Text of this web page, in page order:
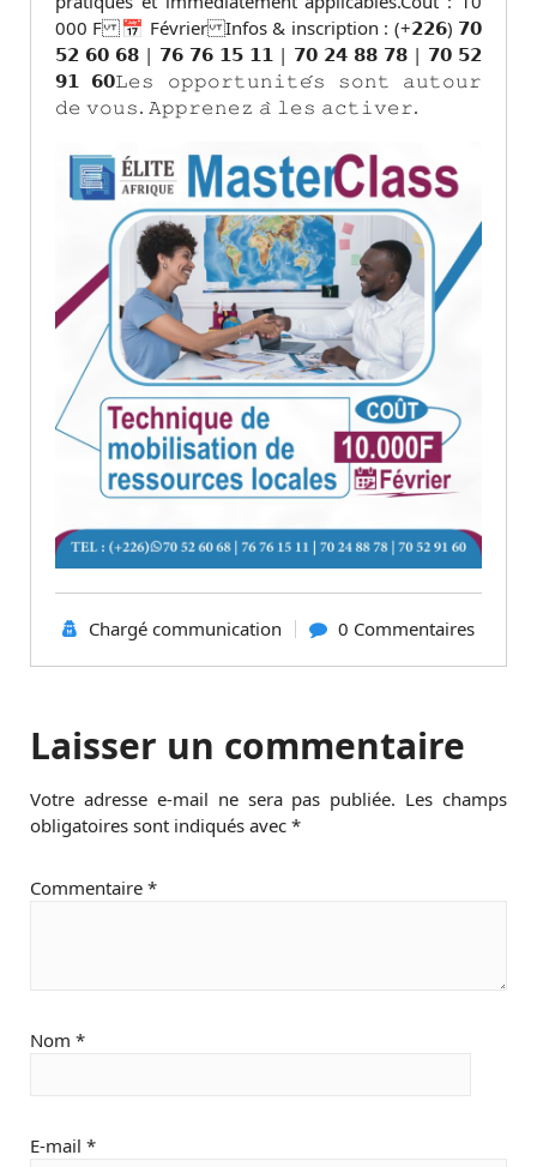
000 F 📅 Février Infos & inscription : (+𝟮𝟮𝟲) 𝟳𝟬
𝟱𝟮 𝟲𝟬 𝟲𝟴 | 𝟳𝟲 𝟳𝟲 𝟭𝟱 𝟭𝟭 | 𝟳𝟬 𝟮𝟰 𝟴𝟴 𝟳𝟴 | 𝟳𝟬 𝟱𝟮
𝟵𝟭 𝟲𝟬𝙻𝚎𝚜 𝚘𝚙𝚙𝚘𝚛𝚝𝚞𝚗𝚒𝚝𝚎́𝚜 𝚜𝚘𝚗𝚝 𝚊𝚞𝚝𝚘𝚞𝚛
𝚍𝚎 𝚟𝚘𝚞𝚜. 𝙰𝚙𝚙𝚛𝚎𝚗𝚎𝚣 𝚊̀ 𝚕𝚎𝚜 𝚊𝚌𝚝𝚒𝚟𝚎𝚛.
Chargé communication 0 Commentaires
Laisser un commentaire
Votre adresse e-mail ne sera pas publiée. Les champs
obligatoires sont indiqués avec *
Commentaire *
Nom *
E-mail *